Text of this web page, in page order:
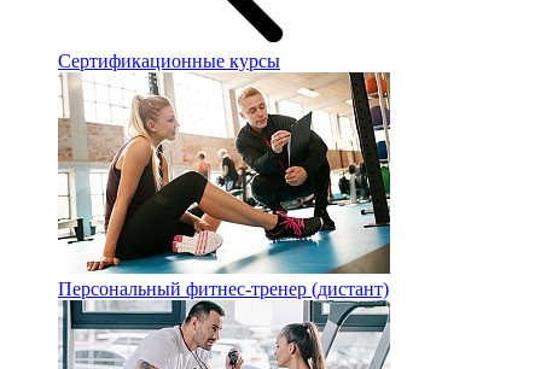
Сертификационные курсы
Персональный фитнес-тренер (дистант)